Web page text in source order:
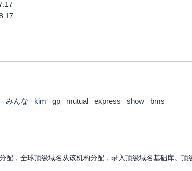
みんな kim gp mutual express show bms
配，全球顶级域名从该机构分配，录入顶级域名基础库。